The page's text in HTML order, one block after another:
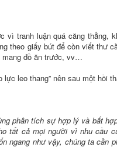
vì tranh luận quá căng thẳng,
theo giấy bút để còn viết thư
mang đồ ăn trước, vv…
leo thang” nên sau một hồi
phân tích sự hợp lý và bất
tất cả mọi người vì nhu cầu
ngang như vậy, chúng ta cần